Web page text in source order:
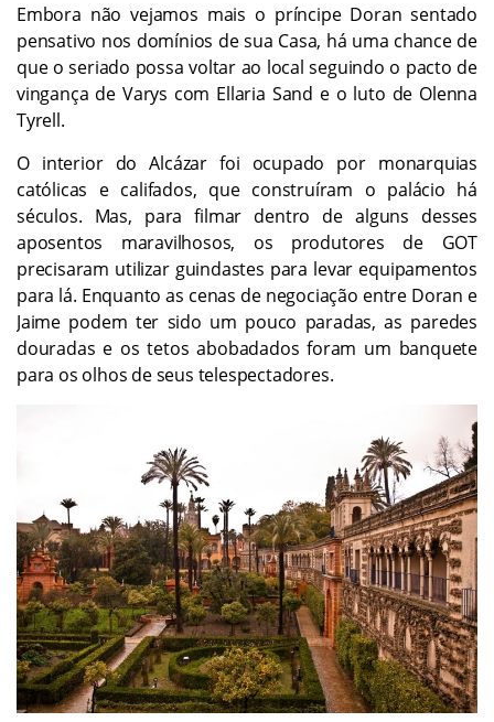
Embora não vejamos mais o príncipe Doran sentado
pensativo nos domínios de sua Casa, há uma chance de
que o seriado possa voltar ao local seguindo o pacto de
vingança de Varys com Ellaria Sand e o luto de Olenna
Tyrell.
O interior do Alcázar foi ocupado por monarquias
católicas e califados, que construíram o palácio há
séculos. Mas, para filmar dentro de alguns desses
aposentos maravilhosos, os produtores de GOT
precisaram utilizar guindastes para levar equipamentos
para lá. Enquanto as cenas de negociação entre Doran e
Jaime podem ter sido um pouco paradas, as paredes
douradas e os tetos abobadados foram um banquete
para os olhos de seus telespectadores.